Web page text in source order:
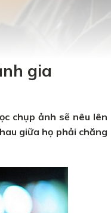
gia
chụp ảnh sẽ nêu lên
giữa họ phải chăng